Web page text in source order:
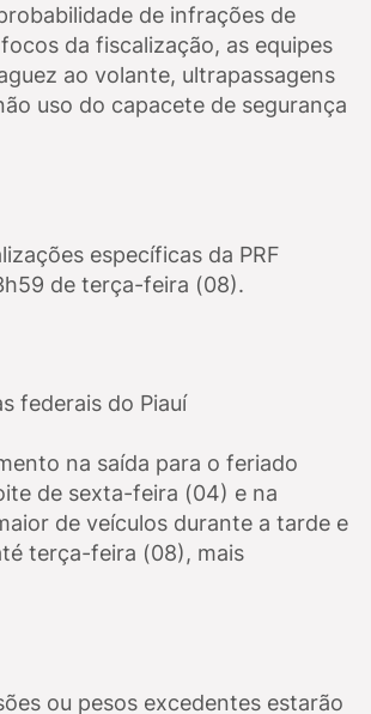
de infrações de
da fiscalização, as equipes
ao volante, ultrapassagens
uso do capacete de segurança
específicas da PRF
de terça-feira (08).
federais do Piauí
na saída para o feriado
de sexta-feira (04) e na
de veículos durante a tarde e
terça-feira (08), mais
ou pesos excedentes estarão